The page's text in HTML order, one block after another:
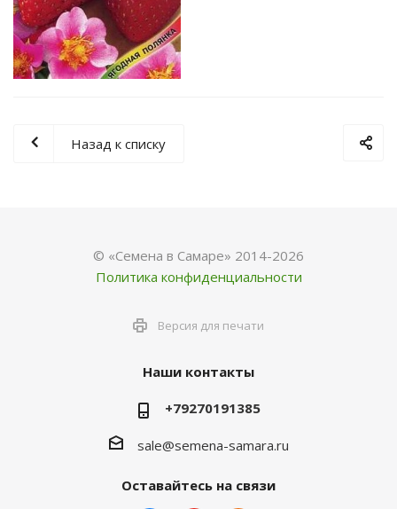
Назад к списку
© «Семена в Самаре» 2014-2026
Политика конфиденциальности
Версия для печати
Наши контакты
+79270191385
sale@semena-samara.ru
Оставайтесь на связи